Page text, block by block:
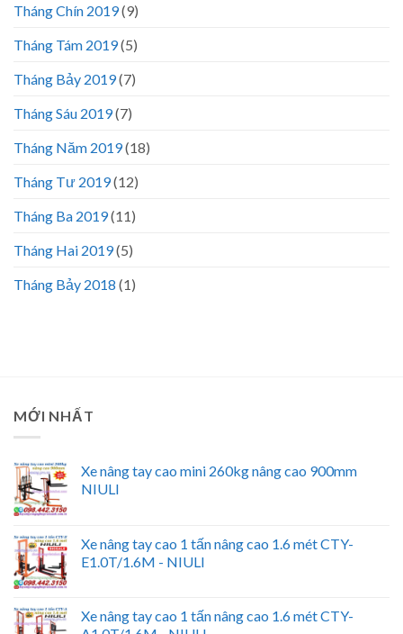
Tháng Chín 2019(9)
Tháng Tám 2019(5)
Tháng Bảy 2019(7)
Tháng Sáu 2019(7)
Tháng Năm 2019(18)
Tháng Tư 2019(12)
Tháng Ba 2019(11)
Tháng Hai 2019(5)
Tháng Bảy 2018 (1)
MỚI NHẤT
Xe nâng tay cao mini 260kg nâng cao 900mm
NIULI
Xe nâng tay cao 1 tấn nâng cao 1.6 mét CTY-
E1.0T/1.6M - NIULI
Xe nâng tay cao 1 tấn nâng cao 1.6 mét CTY-